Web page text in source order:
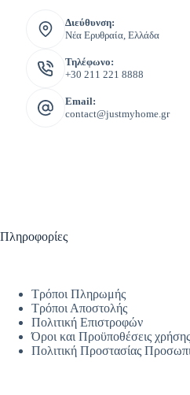
Διεύθυνση:
Νέα Ερυθραία, Ελλάδα
Τηλέφωνο:
+30 211 221 8888
Email:
contact@justmyhome.gr
Πληροφορίες
Τρόποι Πληρωμής
Τρόποι Αποστολής
Πολιτική Επιστροφών
Όροι και Προϋποθέσεις χρήσης
Πολιτική Προστασίας